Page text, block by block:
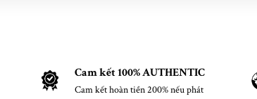
Cam kết 100% AUTHENTIC
Cam kết hoàn tiền 200% nếu phát